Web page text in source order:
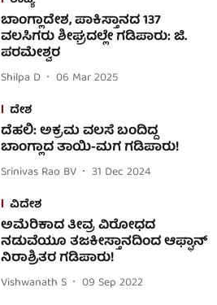
ಬಾಂಗ್ಲಾದೇಶ, ಪಾಕಿಸ್ತಾನದ 137
ವಲಸಿಗರು ಶೀಘ್ರದಲ್ಲೇ ಗಡಿಪಾರು: ಜಿ.
ಪರಮೇಶ್ವರ
Shilpa D
06 Mar 2025
ದೇಶ
ದೆಹಲಿ: ಅಕ್ರಮ ವಲಸೆ ಬಂದಿದ್ದ
ಬಾಂಗ್ಲಾದ ತಾಯಿ-ಮಗ ಗಡಿಪಾರು!
Srinivas Rao BV
31 Dec 2024
ವಿದೇಶ
ಅಮೆರಿಕಾದ ತೀವ್ರ ವಿರೋಧದ
ನಡುವೆಯೂ ತಜಕೀಸ್ತಾನದಿಂದ ಆಫ್ಘಾನ್
ನಿರಾಶ್ರಿತರ ಗಡಿಪಾರು!
Vishwanath S
09 Sep 2022